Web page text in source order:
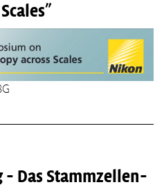
Das Stammzellen-